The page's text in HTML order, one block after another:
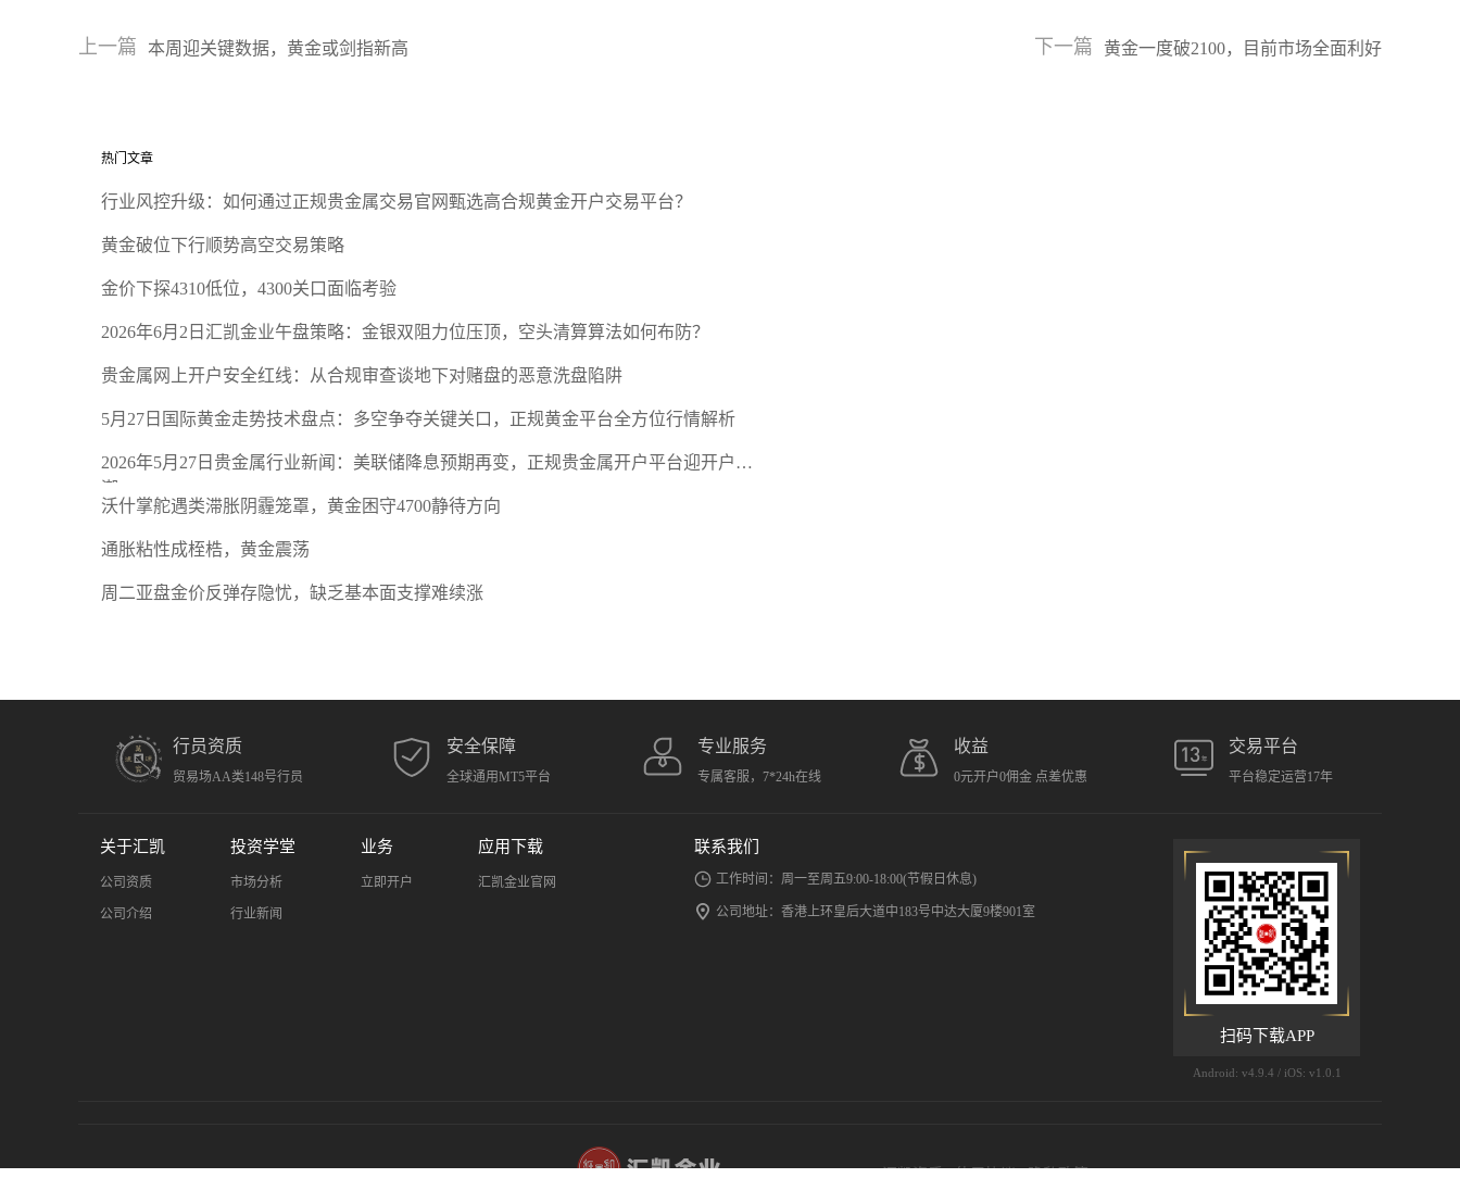
上一篇 本周迎关键数据，黄金或剑指新高 下一篇 黄金一度破2100，目前市场全面利好
热门文章
行业风控升级：如何通过正规贵金属交易官网甄选高合规黄金开户交易平台？
黄金破位下行顺势高空交易策略
金价下探4310低位，4300关口面临考验
2026年6月2日汇凯金业午盘策略：金银双阻力位压顶，空头清算算法如何布防？
贵金属网上开户安全红线：从合规审查谈地下对赌盘的恶意洗盘陷阱
5月27日国际黄金走势技术盘点：多空争夺关键关口，正规黄金平台全方位行情解析
2026年5月27日贵金属行业新闻：美联储降息预期再变，正规贵金属开户平台迎开户热
潮
沃什掌舵遇类滞胀阴霾笼罩，黄金困守4700静待方向
通胀粘性成桎梏，黄金震荡
周二亚盘金价反弹存隐忧，缺乏基本面支撑难续涨
行员资质
贸易场AA类148号行员
安全保障
全球通用MT5平台
专业服务
专属客服，7*24h在线
收益
0元开户0佣金 点差优惠
交易平台
平台稳定运营17年
关于汇凯
公司资质
公司介绍
投资学堂
市场分析
行业新闻
业务
立即开户
应用下载
汇凯金业官网
联系我们
工作时间：周一至周五9:00-18:00(节假日休息)
公司地址：香港上环皇后大道中183号中达大厦9楼901室
扫码下载APP
Android: v4.9.4 / iOS: v1.0.1